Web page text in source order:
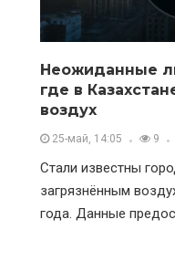
Неожиданные
где в
воздух
25-май, 14:05 9
Стали известны
загрязнённым
года. Данные